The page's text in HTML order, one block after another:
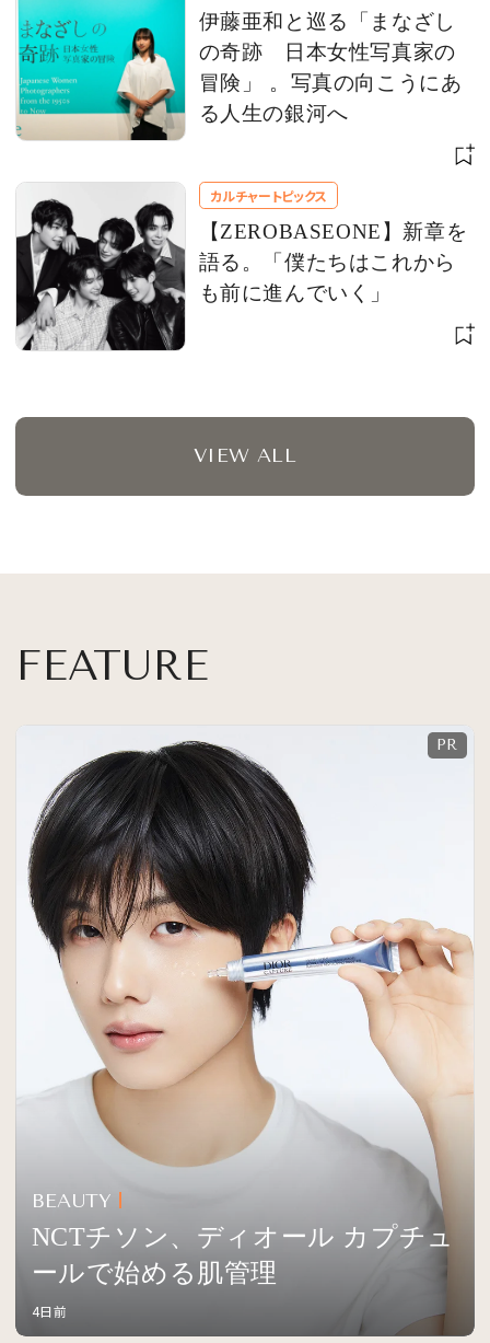
伊藤亜和と巡る「まなざし
の奇跡 日本女性写真家の
冒険」 。写真の向こうにあ
る人生の銀河へ
カルチャートピックス
【ZEROBASEONE】新章を
語る。「僕たちはこれから
も前に進んでいく」
VIEW ALL
FEATURE
BEAUTY
NCTチソン、ディオール カプチュ
ールで始める肌管理
4日前